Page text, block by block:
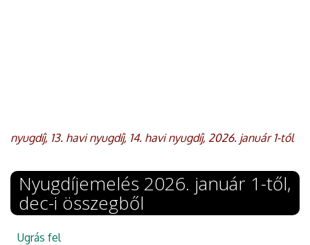
nyugdíj, 13. havi nyugdíj, 14. havi nyugdíj, 2026. január 1-től
Nyugdíjemelés 2026. január 1-től,
dec-i összegből
Ugrás fel